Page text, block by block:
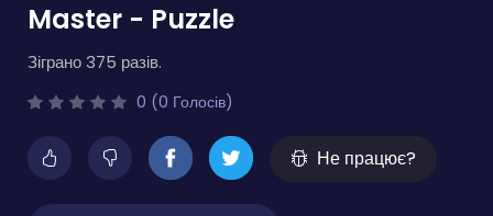
Master - Puzzle
Зіграно 375 разів.
0 (0 Голосів)
Не працює?